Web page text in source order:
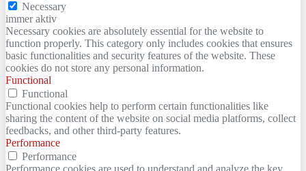
Necessary
immer aktiv
Necessary cookies are absolutely essential for the website to
function properly. This category only includes cookies that ensures
basic functionalities and security features of the website. These
cookies do not store any personal information.
Functional
Functional
Functional cookies help to perform certain functionalities like
sharing the content of the website on social media platforms, collect
feedbacks, and other third-party features.
Performance
Performance